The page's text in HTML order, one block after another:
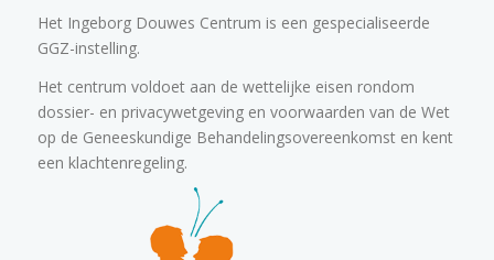
Het Ingeborg Douwes Centrum is een gespecialiseerde
GGZ-instelling.
Het centrum voldoet aan de wettelijke eisen rondom
dossier- en privacywetgeving en voorwaarden van de Wet
op de Geneeskundige Behandelingsovereenkomst en kent
een klachtenregeling.